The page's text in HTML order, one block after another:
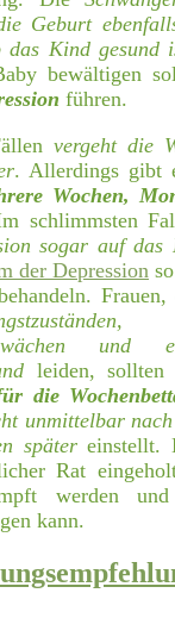
Geburt
das Kind gesund
bewältigen
führen.
vergeht die
. Allerdings gibt
Wochen,
schlimmsten
sogar auf das
der Depression
und
leiden,
die
unmittelbar
spätereinstellt.
Rat
werden
kann.